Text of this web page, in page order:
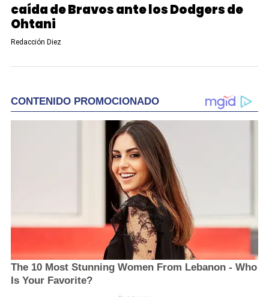
caída de Bravos ante los Dodgers de
Ohtani
Redacción Diez